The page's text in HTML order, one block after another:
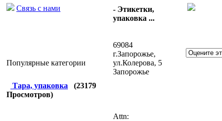
Связь с нами
Популярные категории
Тара, упаковка (23179
Просмотров)
- Этикетки,
упаковка ...
69084
г.Запорожье,
ул.Колерова, 5
Запорожье
Attn: